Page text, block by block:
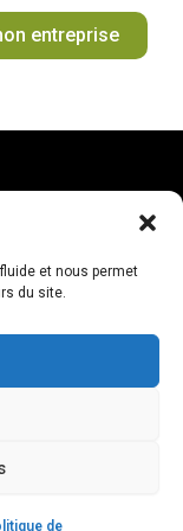
et nous permet
du site.
de
t
e
entreprise